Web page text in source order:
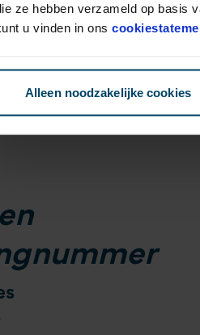
ze hebben verzameld op basis
u vinden in ons
Alleen noodzakelijke cookies
en